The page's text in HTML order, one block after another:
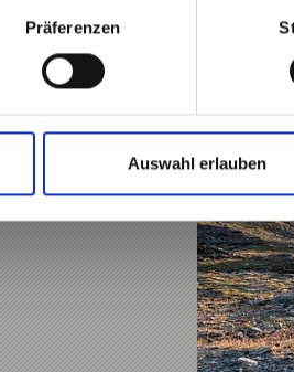
Präferenzen
Auswahl erlauben
IM
zur
hoch.